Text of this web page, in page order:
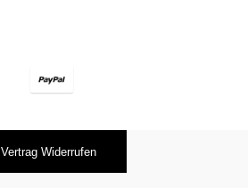
Vertrag Widerrufen